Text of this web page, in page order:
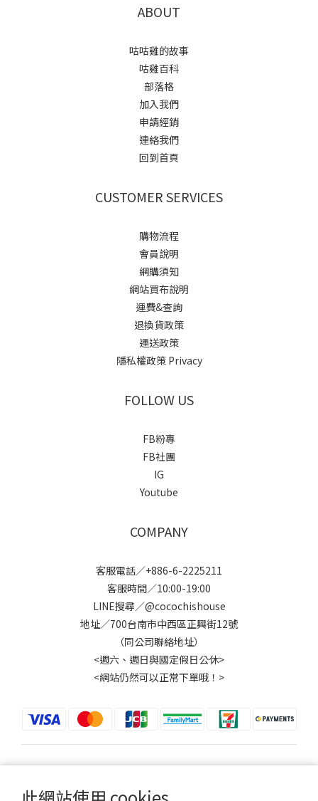
ABOUT
咕咕雞的故事
咕雞百科
部落格
加入我們
申請經銷
連絡我們
回到首頁
CUSTOMER SERVICES
購物流程
會員說明
網購須知
網站買布說明
運費&查詢
退換貨政策
運送政策
隱私權政策 Privacy
FOLLOW US
FB粉專
FB社團
IG
Youtube
COMPANY
客服電話／+886-6-2225211
客服時間／10:00-19:00
LINE搜尋／@cocochishouse
地址／700台南市中西區正興街12號
（同公司聯絡地址）
<週六、週日與國定假日公休>
<網站仍然可以正常下單哦！>